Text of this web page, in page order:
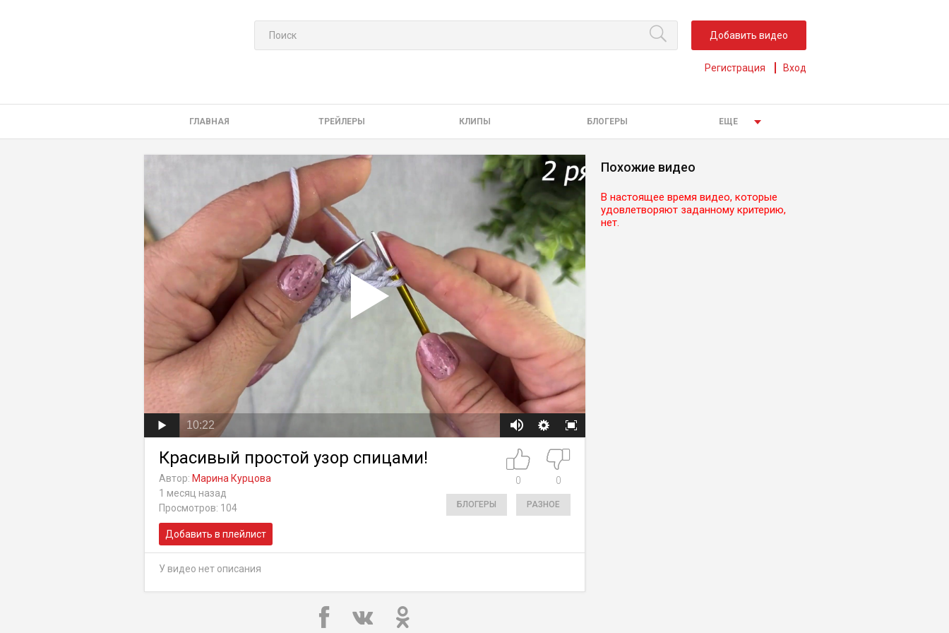
Добавить видео
Регистрация Вход
ГЛАВНАЯ ТРЕЙЛЕРЫ КЛИПЫ БЛОГЕРЫ ЕЩЕ
Похожие видео
В настоящее время видео, которые
удовлетворяют заданному критерию,
нет.
10:22
Красивый простой узор спицами!
0 0
Автор: Марина Курцова
1 месяц назад
Просмотров: 104
БЛОГЕРЫ РАЗНОЕ
Добавить в плейлист
У видео нет описания